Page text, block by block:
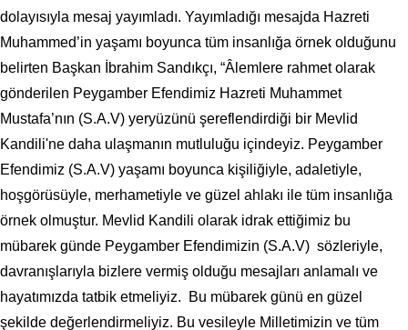
dolayısıyla mesaj yayımladı. Yayımladığı mesajda Hazreti
Muhammed’in yaşamı boyunca tüm insanlığa örnek olduğunu
belirten Başkan İbrahim Sandıkçı, “Âlemlere rahmet olarak
gönderilen Peygamber Efendimiz Hazreti Muhammet
Mustafa’nın (S.A.V) yeryüzünü şereflendirdiği bir Mevlid
Kandili'ne daha ulaşmanın mutluluğu içindeyiz. Peygamber
Efendimiz (S.A.V) yaşamı boyunca kişiliğiyle, adaletiyle,
hoşgörüsüyle, merhametiyle ve güzel ahlakı ile tüm insanlığa
örnek olmuştur. Mevlid Kandili olarak idrak ettiğimiz bu
mübarek günde Peygamber Efendimizin (S.A.V) sözleriyle,
davranışlarıyla bizlere vermiş olduğu mesajları anlamalı ve
hayatımızda tatbik etmeliyiz. Bu mübarek günü en güzel
şekilde değerlendirmeliyiz. Bu vesileyle Milletimizin ve tüm